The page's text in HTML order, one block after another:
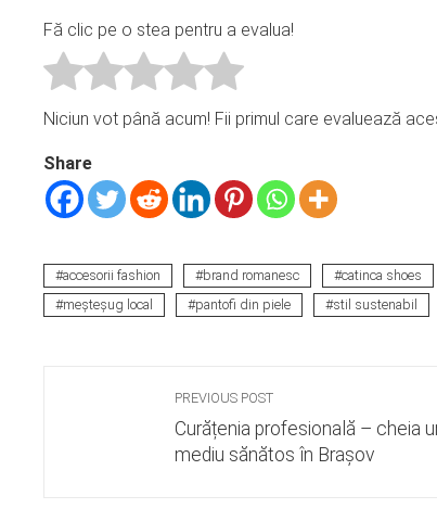
Fă clic pe o stea pentru a evalua!
Niciun vot până acum! Fii primul care evaluează
Share
accesorii fashion brand romanesc catinca shoes
meșteșug local
pantofi din piele stil sustenabil
PREVIOUS POST
Curățenia profesională – cheia
mediu sănătos în Brașov